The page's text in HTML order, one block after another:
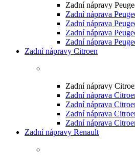
Zadní nápravy
Zadní náprava
Zadní náprava
Zadní náprava
Zadní náprava
Zadní nápravy Citroen
Zadní nápravy
Zadní náprava
Zadní náprava
Zadní náprava
Zadní náprava
Zadní nápravy Renault